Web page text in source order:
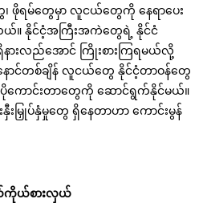
ဖိုရမ်တွေမှာ လူငယ်တွေကို နေရာပေး
။ နိုင်ငံ့အကြီးအကဲတွေရဲ့ နိုင်ငံ
လည်အောင် ကြိုးစားကြရမယ်လို့
ာင်တစ်ချိန် လူငယ်တွေ နိုင်ငံ့တာဝန်တွေ
ပိုကောင်းတာတွေကို ဆောင်ရွက်နိုင်မယ်။
ြှုပ်နှံမှုတွေ ရှိနေတာဟာ ကောင်းမွန်
ယ်စားလှယ်